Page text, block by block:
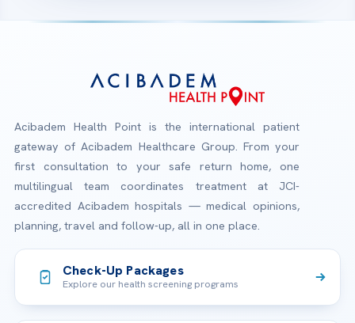
Acibadem Health Point is the international patient
gateway of Acibadem Healthcare Group. From your
first consultation to your safe return home, one
multilingual team coordinates treatment at JCI-
accredited Acibadem hospitals — medical opinions,
planning, travel and follow-up, all in one place.
Check-Up Packages
Explore our health screening programs